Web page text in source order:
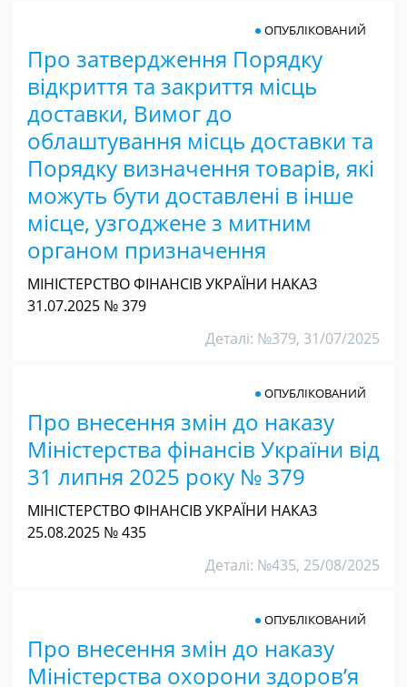
Про затвердження Порядку
відкриття та закриття місць
доставки, Вимог до
облаштування місць доставки та
Порядку визначення товарів, які
можуть бути доставлені в інше
місце, узгоджене з митним
органом призначення
ОПУБЛІКОВАНИЙ
МІНІСТЕРСТВО ФІНАНСІВ УКРАЇНИ НАКАЗ
31.07.2025 № 379
Деталі: №379, 31/07/2025
Про внесення змін до наказу
Міністерства фінансів України від
31 липня 2025 року № 379
ОПУБЛІКОВАНИЙ
МІНІСТЕРСТВО ФІНАНСІВ УКРАЇНИ НАКАЗ
25.08.2025 № 435
Деталі: №435, 25/08/2025
Про внесення змін до наказу
Міністерства охорони здоров’я
ОПУБЛІКОВАНИЙ